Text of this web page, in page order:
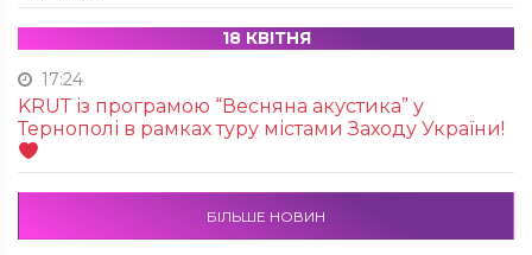
18 КВІТНЯ
17:24
KRUТ із програмою “Весняна акустика” у
Тернополі в рамках туру містами Заходу України!
БІЛЬШЕ НОВИН